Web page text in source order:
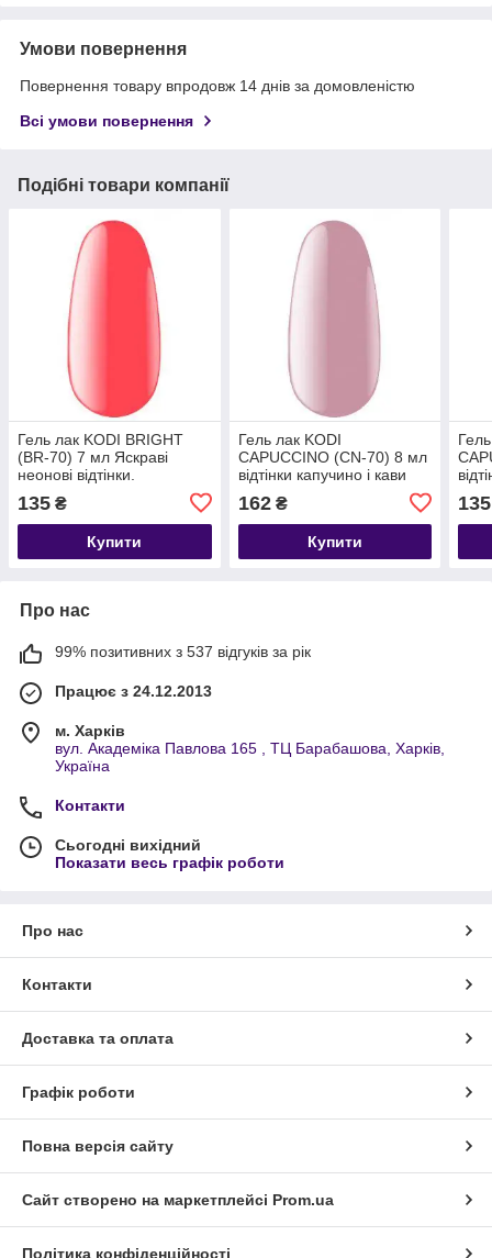
Умови повернення
Повернення товару впродовж 14 днів за домовленістю
Всі умови повернення
Подібні товари компанії
Гель лак KODI BRIGHT
(BR-70) 7 мл Яскраві
неонові відтінки.
135 ₴
Купити
Гель лак KODI
CAPUCCINO (CN-70) 8 мл
відтінки капучино і кави
162₴
Купити
135
Про нас
99% позитивних з 537 відгуків за рік
Працює з 24.12.2013
м. Харків
вул. Академіка Павлова 165 , ТЦ Барабашова, Харків,
Україна
Контакти
Сьогодні вихідний
Показати весь графік роботи
Про нас
Контакти
Доставка та оплата
Графік роботи
Повна версія сайту
Сайт створено на маркетплейсі Prom.ua
Політика конфіденційності